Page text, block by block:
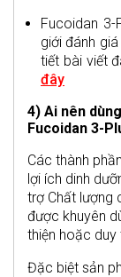
Fucoidan
giới đánh
tiết bài viết
đây
4) Ai nên
Fucoidan 3-
Các thành
lợi ích dinh
trợ Chất lượng
được khuyên
thiện hoặc duy
Đặc biệt sản